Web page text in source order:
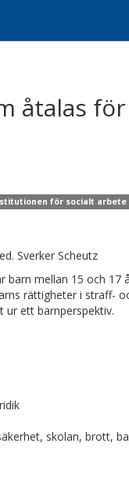
åtalas
för socialt arbete
Sverker Scheutz
barn mellan 15 och
rättigheter i straff-
ur ett barnperspektiv.
skolan, brott,